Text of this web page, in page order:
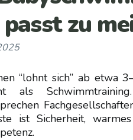
zu
“lohnt sich” ab etwa
ist Sicherheit,